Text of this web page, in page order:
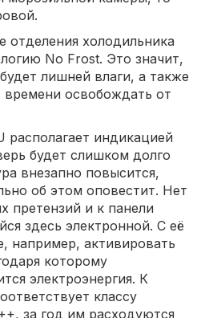
отделения холодильника
No Frost. Это значит,
лишней влаги, а также
освобождать от
располагает индикацией
будет слишком долго
внезапно повысится,
об этом оповестит. Нет
претензий и к панели
здесь электронной. С её
активировать
которому
электроэнергия. К
классу
за год им расходуются